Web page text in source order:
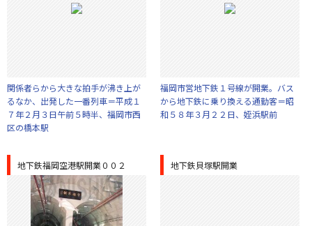
関係者らから大きな拍手が沸き上が
るなか、出発した一番列車＝平成１
７年２月３日午前５時半、福岡市西
区の橋本駅
福岡市営地下鉄１号線が開業。バス
から地下鉄に乗り換える通勤客＝昭
和５８年３月２２日、姪浜駅前
地下鉄福岡空港駅開業００２ 地下鉄貝塚駅開業